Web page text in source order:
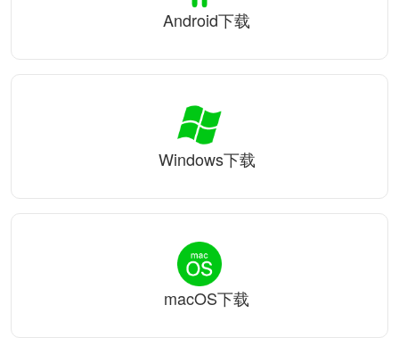
Android下载
Windows下载
macOS下载